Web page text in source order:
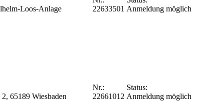
Loos-Anlage
22633501 Anmeldung möglich
65189 Wiesbaden
Nr.:
22661012
Status:
Anmeldung möglich